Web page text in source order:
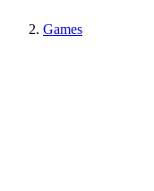
Games